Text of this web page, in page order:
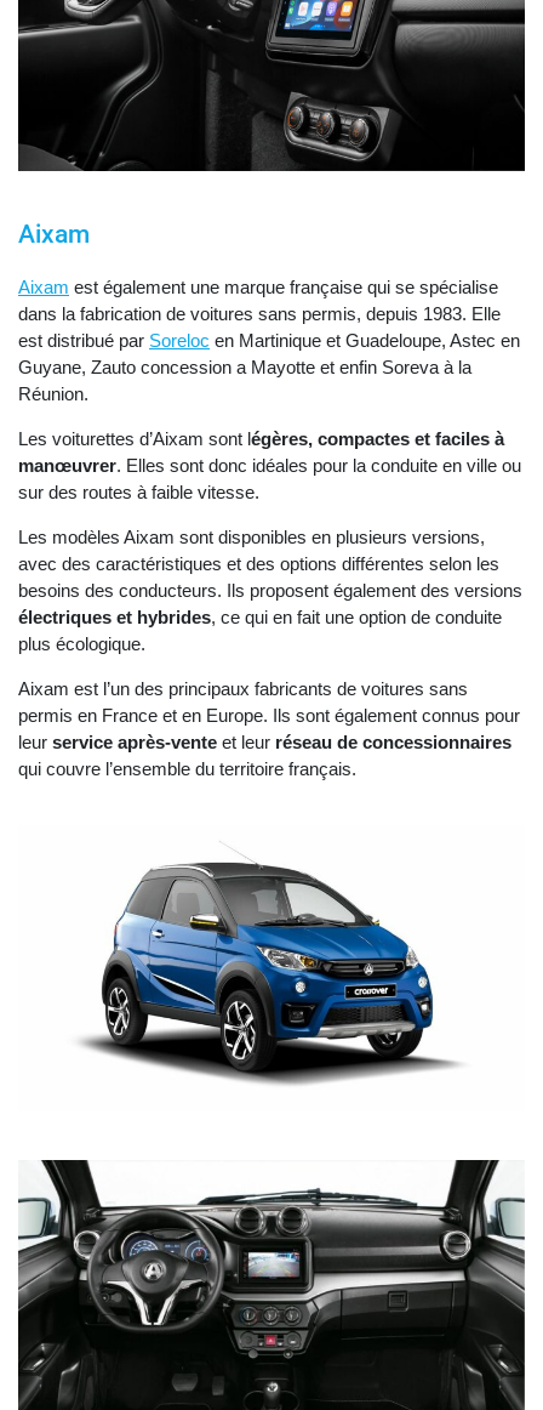
Aixam
Aixam est également une marque française qui se spécialise
dans la fabrication de voitures sans permis, depuis 1983. Elle
est distribué par Soreloc en Martinique et Guadeloupe, Astec en
Guyane, Zauto concession a Mayotte et enfin Soreva à la
Réunion.
Les voiturettes d’Aixam sont légères, compactes et faciles à
manœuvrer. Elles sont donc idéales pour la conduite en ville ou
sur des routes à faible vitesse.
Les modèles Aixam sont disponibles en plusieurs versions,
avec des caractéristiques et des options différentes selon les
besoins des conducteurs. Ils proposent également des versions
électriques et hybrides, ce qui en fait une option de conduite
plus écologique.
Aixam est l’un des principaux fabricants de voitures sans
permis en France et en Europe. Ils sont également connus pour
leur service après-vente et leur réseau de concessionnaires
qui couvre l’ensemble du territoire français.